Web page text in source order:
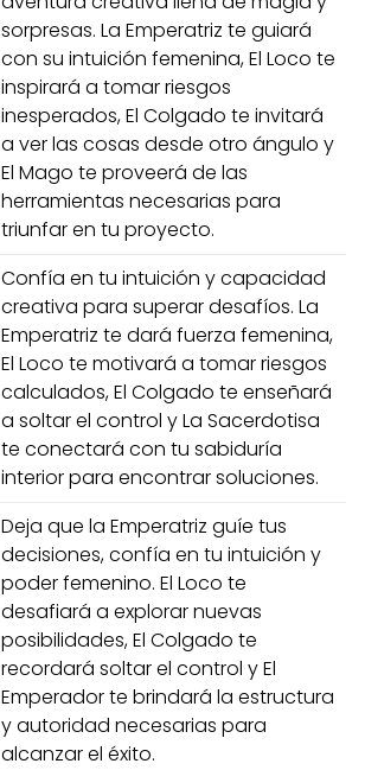
sorpresas. La Emperatriz te guiará
con su intuición femenina, El Loco te
inspirará a tomar riesgos
inesperados, El Colgado te invitará
a ver las cosas desde otro ángulo y
El Mago te proveerá de las
herramientas necesarias para
triunfar en tu proyecto.
Confía en tu intuición y capacidad
creativa para superar desafíos. La
Emperatriz te dará fuerza femenina,
El Loco te motivará a tomar riesgos
calculados, El Colgado te enseñará
a soltar el control y La Sacerdotisa
te conectará con tu sabiduría
interior para encontrar soluciones.
Deja que la Emperatriz guíe tus
decisiones, confía en tu intuición y
poder femenino. El Loco te
desafiará a explorar nuevas
posibilidades, El Colgado te
recordará soltar el control y El
Emperador te brindará la estructura
y autoridad necesarias para
alcanzar el éxito.